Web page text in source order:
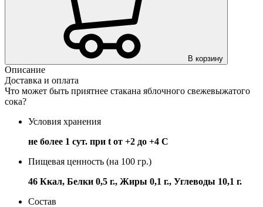
В корзину
Описание
Доставка и оплата
Что может быть приятнее стакана яблочного свежевыжатого
сока?
Условия хранения
не более 1 сут. при t от +2 до +4 С
Пищевая ценность (на 100 гр.)
46 Ккал, Белки 0,5 г., Жиры 0,1 г., Углеводы 10,1 г.
Состав